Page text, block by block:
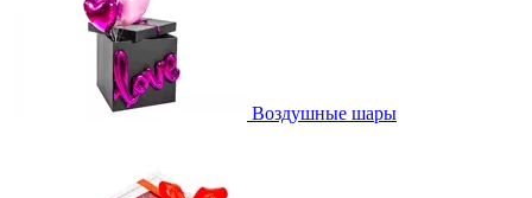
Воздушные шары